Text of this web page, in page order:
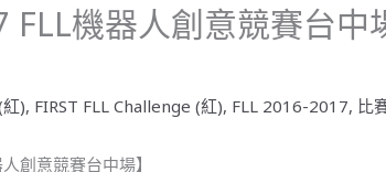
FLL機器人創意競賽台中
), FIRST FLL Challenge (紅), FLL 2016-2017, 比
創意競賽台中場】